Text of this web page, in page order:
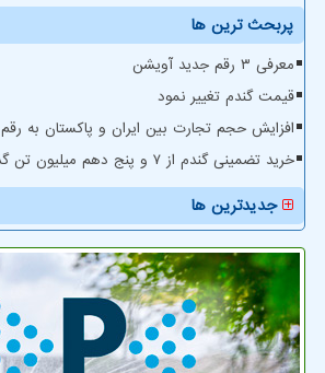
پربحث ترین ها
معرفی ۳ رقم جدید آویشن
قیمت گندم تغییر نمود
افزایش حجم تجارت بین ایران و پاکستان به رقم 10 میلیارد دلار
خرید تضمینی گندم از ۷ و پنج دهم میلیون تن گذشت
جدیدترین ها